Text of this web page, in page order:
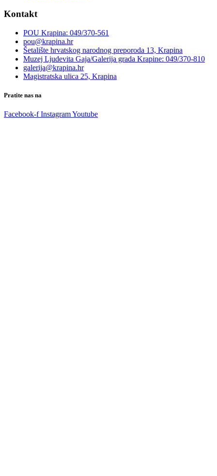
Kontakt
POU Krapina: 049/370-561
pou@krapina.hr
Šetalište hrvatskog narodnog preporoda 13, Krapina
Muzej Ljudevita Gaja/Galerija grada Krapine: 049/370-810
galerija@krapina.hr
Magistratska ulica 25, Krapina
Pratite nas na
Facebook-f InstagramYoutube